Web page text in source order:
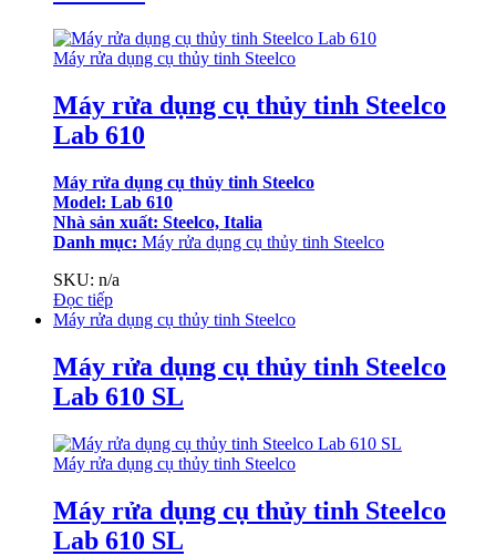
Máy rửa dụng cụ thủy tinh Steelco
Máy rửa dụng cụ thủy tinh Steelco
Lab 610
Máy rửa dụng cụ thủy tinh Steelco
Model: Lab 610
Nhà sản xuất: Steelco, Italia
Danh mục: Máy rửa dụng cụ thủy tinh Steelco
SKU: n/a
Đọc tiếp
Máy rửa dụng cụ thủy tinh Steelco
Máy rửa dụng cụ thủy tinh Steelco
Lab 610 SL
Máy rửa dụng cụ thủy tinh Steelco
Máy rửa dụng cụ thủy tinh Steelco
Lab 610 SL